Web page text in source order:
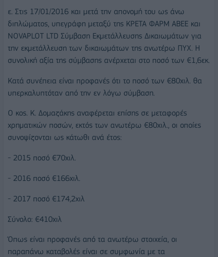
ε. Στις 17/01/2016 και μετά την απονομή του ως άνω
διπλώματος, υπεγράφη μεταξύ της ΚΡΕΤΑ ΦΑΡΜ ΑΒΕΕ και
NOVAPLOT LTD Σύμβαση Εκμετάλλευσης Δικαιωμάτων για
την εκμετάλλευση των δικαιωμάτων της ανωτέρω ΠΥΧ. Η
συνολική αξία της σύμβασης ανέρχεται στο ποσό των €1,6εκ.
Κατά συνέπεια είναι προφανές ότι το ποσό των €80χιλ. θα
υπερκαλυπτόταν από την εν λόγω σύμβαση.
Ο κος. Κ. Δομαζάκης αναφέρεται επίσης σε μεταφορές
χρηματικών ποσών, εκτός των ανωτέρω €80χιλ., οι οποίες
συνοψίζονται ως κάτωθι ανά έτος:
- 2015 ποσό €70χιλ.
- 2016 ποσό €166χιλ.
- 2017 ποσό €174,2χιλ
Σύνολο: €410χιλ
Όπως είναι προφανές από τα ανωτέρω στοιχεία, οι
παραπάνω καταβολές είναι σε συμφωνία με τα